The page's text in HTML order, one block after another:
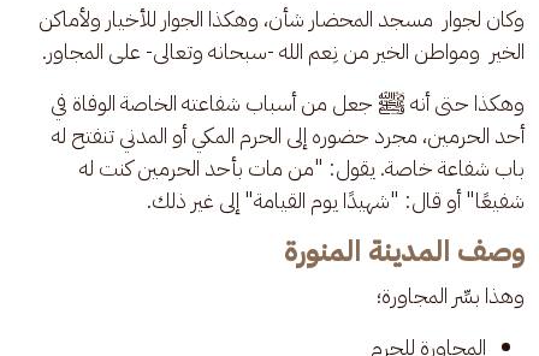
وكان لجوار  مسجد المحضار شأن، وهكذا الجوار للأخيار ولأماكن
الخير  ومواطن الخير من نِعم الله -سبحانه وتعالى- على المجاور.
وهكذا حتى أنه ﷺ جعل من أسباب شفاعته الخاصة الوفاة في
أحد الحرمين، مجرد حضوره إلى الحرم المكي أو المدني تنفتح له
باب شفاعة خاصة. يقول: "من مات بأحد الحرمين كنت له
شفيعًا" أو قال: "شهيدًا يوم القيامة" إلى غير ذلك.
وصف المدينة المنورة
وهذا بسِّر المجاورة؛
المجاورة للحرم